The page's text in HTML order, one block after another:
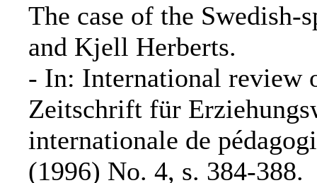
The case of the Swedish-
and Kjell Herberts.
- In: International review
Zeitschrift für
internationale de
(1996) No. 4, s. 384-388.